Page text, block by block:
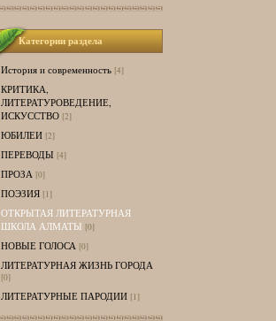
Категории раздела
История и современность [4]
КРИТИКА,
ЛИТЕРАТУРОВЕДЕНИЕ,
ИСКУССТВО [2]
ЮБИЛЕИ [2]
ПЕРЕВОДЫ [4]
ПРОЗА [0]
ПОЭЗИЯ [1]
ОТКРЫТАЯ ЛИТЕРАТУРНАЯ
ШКОЛА АЛМАТЫ [0]
НОВЫЕ ГОЛОСА [0]
ЛИТЕРАТУРНАЯ ЖИЗНЬ ГОРОДА
[0]
ЛИТЕРАТУРНЫЕ ПАРОДИИ [1]